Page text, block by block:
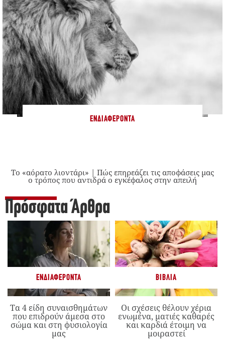
ΕΝΔΙΑΦΈΡΟΝΤΑ
Το «αόρατο λιοντάρι» | Πώς επηρεάζει τις αποφάσεις μας
ο τρόπος που αντιδρά ο εγκέφαλος στην απειλή
Πρόσφατα Άρθρα
ΕΝΔΙΑΦΈΡΟΝΤΑ
Τα 4 είδη συναισθημάτων
που επιδρούν άμεσα στο
σώμα και στη φυσιολογία
μας
ΒΙΒΛΊΑ
Οι σχέσεις θέλουν χέρια
ενωμένα, ματιές καθαρές
και καρδιά έτοιμη να
μοιραστεί